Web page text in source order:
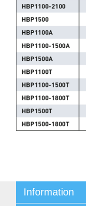
Information